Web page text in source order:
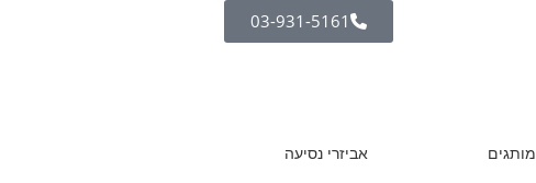
03-931-5161
מותגים אביזרי נסיעה